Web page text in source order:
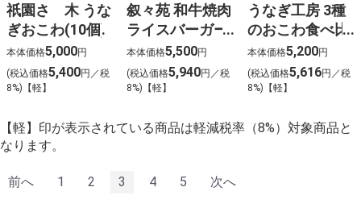
祇園さゝ木 うな
ぎおこわ(10個)
本体価格5,000円
(税込価格5,400円／税
8%)【軽】
叙々苑 和牛焼肉
ライスバーガー
特製(6個)
本体価格5,500円
(税込価格5,940円／税
8%)【軽】
うなぎ工房 3種
のおこわ食べ比
べ(6食)
本体価格5,200円
(税込価格5,616円／税
8%)【軽】
【軽】印が表示されている商品は軽減税率（8%）対象商品と
なります。
前へ 1 2 3 4 5 次へ